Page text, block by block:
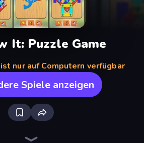
It: Puzzle Game
nur auf Computern verfügbar
Spiele anzeigen